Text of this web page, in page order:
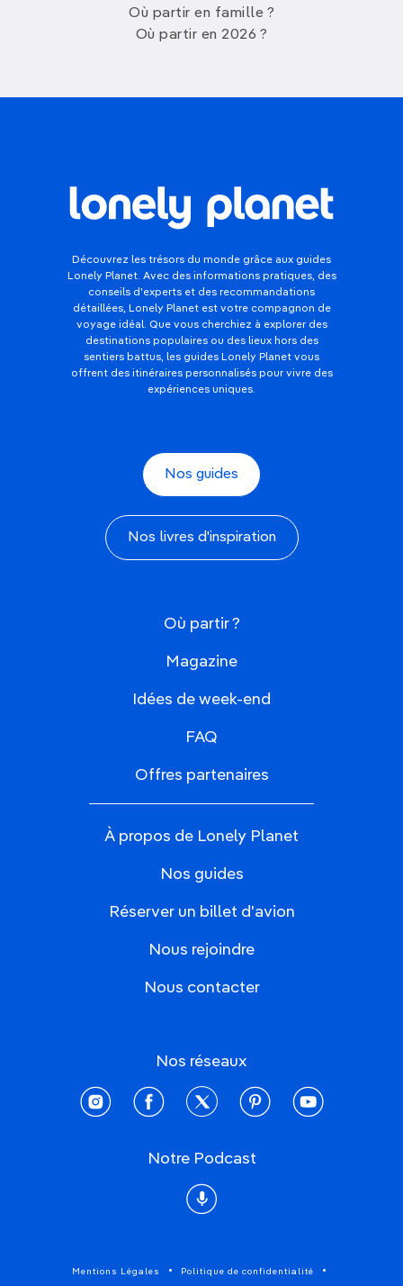
Où partir en famille ?
Où partir en 2026 ?
Découvrez les trésors du monde grâce aux guides
Lonely Planet. Avec des informations pratiques, des
conseils d'experts et des recommandations
détaillées, Lonely Planet est votre compagnon de
voyage idéal. Que vous cherchiez à explorer des
destinations populaires ou des lieux hors des
sentiers battus, les guides Lonely Planet vous
offrent des itinéraires personnalisés pour vivre des
expériences uniques.
Nos guides
Nos livres d'inspiration
Où partir ?
Magazine
Idées de week-end
FAQ
Offres partenaires
À propos de Lonely Planet
Nos guides
Réserver un billet d'avion
Nous rejoindre
Nous contacter
Nos réseaux
instagramfacebooktwitter pinterestyoutube
Notre Podcast
Podcast
Mentions Légales Politique de confidentialité